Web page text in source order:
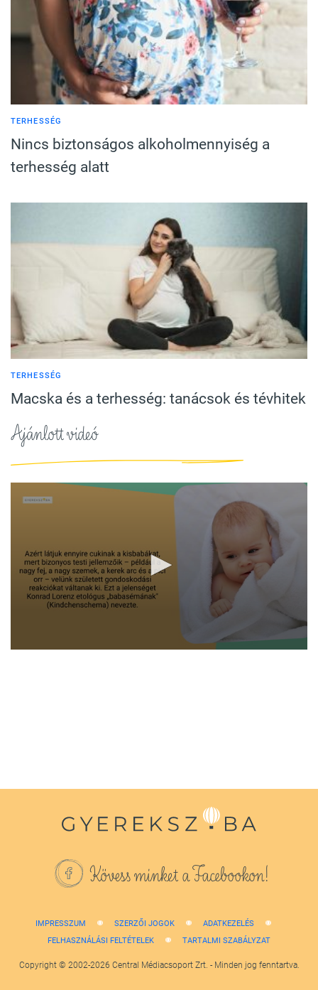
TERHESSÉG
Nincs biztonságos alkoholmennyiség a
terhesség alatt
TERHESSÉG
Macska és a terhesség: tanácsok és tévhitek
Ajánlott videó
Kövess minket a Facebookon!
IMPRESSZUM SZERZŐI JOGOK
ADATKEZELÉS
FELHASZNÁLÁSI FELTÉTELEK
TARTALMI SZABÁLYZAT
Copyright © 2002-2026 Central Médiacsoport Zrt. - Minden jog fenntartva.